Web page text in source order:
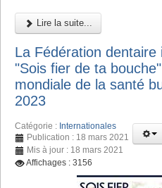
Lire la suite...
La Fédération
"Sois fier de ta
mondiale de la santé
2023
Catégorie : Internationales
Publication : 18 mars 2021
Mis à jour : 18 mars 2021
Affichages : 3156